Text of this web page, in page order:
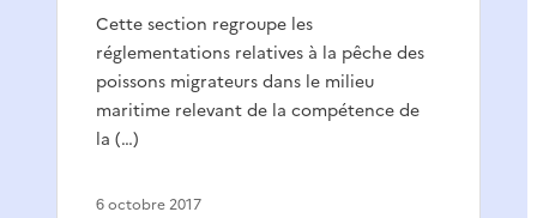
Cette section regroupe les
réglementations relatives à la pêche des
poissons migrateurs dans le milieu
maritime relevant de la compétence de
la (…)
6 octobre 2017